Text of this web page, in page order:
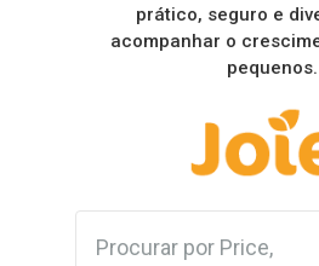
prático, seguro e
acompanhar o
pequenos.
Procurar por Price,